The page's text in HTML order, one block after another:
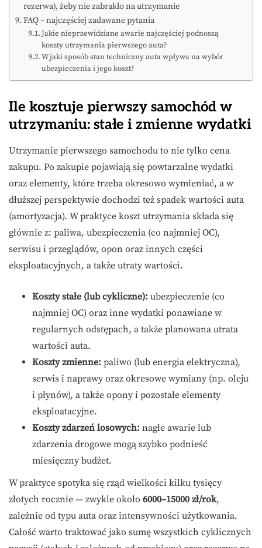
rezerwa), żeby nie zabrakło na utrzymanie
FAQ – najczęściej zadawane pytania
Jakie nieprzewidziane awarie najczęściej podnoszą
koszty utrzymania pierwszego auta?
W jaki sposób stan techniczny auta wpływa na wybór
ubezpieczenia i jego koszt?
Ile kosztuje pierwszy samochód w
utrzymaniu: stałe i zmienne wydatki
Utrzymanie pierwszego samochodu to nie tylko cena
zakupu. Po zakupie pojawiają się powtarzalne wydatki
oraz elementy, które trzeba okresowo wymieniać, a w
dłuższej perspektywie dochodzi też spadek wartości auta
(amortyzacja). W praktyce koszt utrzymania składa się
głównie z: paliwa, ubezpieczenia (co najmniej OC),
serwisu i przeglądów, opon oraz innych części
eksploatacyjnych, a także utraty wartości.
Koszty stałe (lub cykliczne): ubezpieczenie (co
najmniej OC) oraz inne wydatki ponawiane w
regularnych odstępach, a także planowana utrata
wartości auta.
Koszty zmienne: paliwo (lub energia elektryczna),
serwis i naprawy oraz okresowe wymiany (np. oleju
i płynów), a także opony i pozostałe elementy
eksploatacyjne.
Koszty zdarzeń losowych: nagłe awarie lub
zdarzenia drogowe mogą szybko podnieść
miesięczny budżet.
W praktyce spotyka się rząd wielkości kilku tysięcy
złotych rocznie — zwykle około 6000–15000 zł/rok,
zależnie od typu auta oraz intensywności użytkowania.
Całość warto traktować jako sumę wszystkich cyklicznych